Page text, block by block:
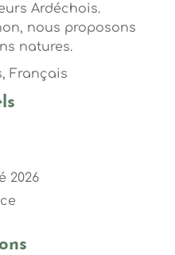
Ardéchois.
nous proposons
natures.
Français
2026